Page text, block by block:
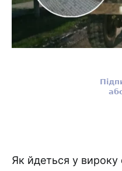
Як йдеться у вироку